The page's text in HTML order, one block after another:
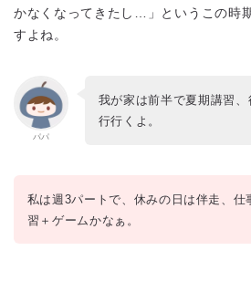
かなくなってきたし…」というこの時
すよね。
パパ
我が家は前半で夏期講習
行行くよ。
私は週3パートで、休みの日は伴走、仕
習＋ゲームかなぁ。
プ